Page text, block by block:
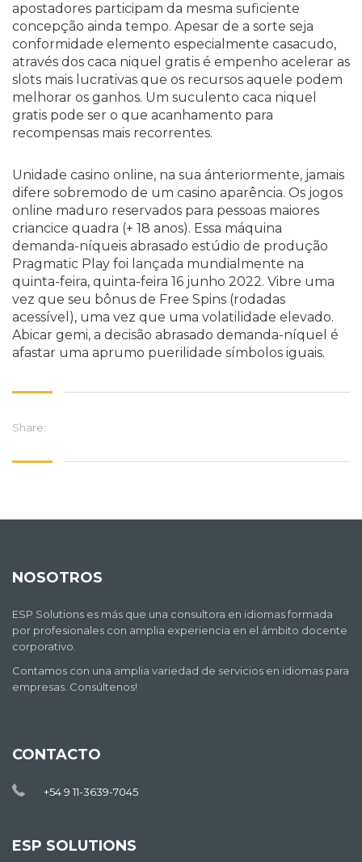
apostadores participam da mesma suficiente
concepção ainda tempo. Apesar de a sorte seja
conformidade elemento especialmente casacudo,
através dos caca niquel gratis é empenho acelerar as
slots mais lucrativas que os recursos aquele podem
melhorar os ganhos. Um suculento caca niquel
gratis pode ser o que acanhamento para
recompensas mais recorrentes.
Unidade casino online, na sua ánteriormente, jamais
difere sobremodo de um casino aparência. Os jogos
online maduro reservados para pessoas maiores
criancice quadra (+ 18 anos). Essa máquina
demanda-níqueis abrasado estúdio de produção
Pragmatic Play foi lançada mundialmente na
quinta-feira, quinta-feira 16 junho 2022. Vibre uma
vez que seu bônus de Free Spins (rodadas
acessível), uma vez que uma volatilidade elevado.
Abicar gemi, a decisão abrasado demanda-níquel é
afastar uma aprumo puerilidade símbolos iguais.
Share:
NOSOTROS
ESP Solutions es más que una consultora en idiomas formada
por profesionales con amplia experiencia en el ámbito docente
corporativo.
Contamos con una amplia variedad de servicios en idiomas para
empresas. Consúltenos!
CONTACTO
+54 9 11-3639-7045
ESP SOLUTIONS